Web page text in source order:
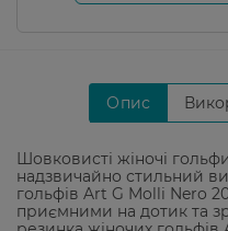
Опис
Шовковисті жіночі
надзвичайно стильний
гольфів Art G Molli Nero
приємними на дотик та